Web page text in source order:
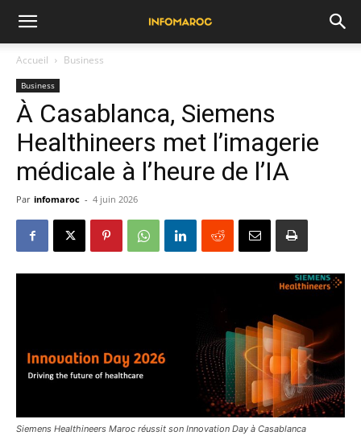
Accueil Business
Business
À Casablanca, Siemens
Healthineers met l’imagerie
médicale à l’heure de l’IA
Par infomaroc - 4 juin 2026
Siemens Healthineers Maroc réussit son Innovation Day à Casablanca